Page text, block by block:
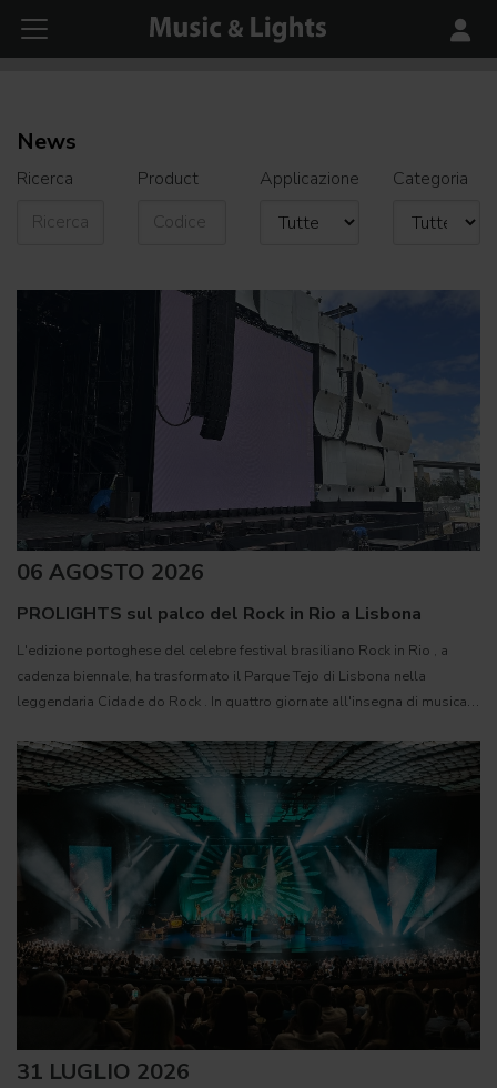
News
Ricerca Product Applicazione Categoria
06 AGOSTO 2026
PROLIGHTS sul palco del Rock in Rio a Lisbona
L'edizione portoghese del celebre festival brasiliano Rock in Rio , a
cadenza biennale, ha trasformato il Parque Tejo di Lisbona nella
leggendaria Cidade do Rock . In quattro giornate all'insegna di musica,
31 LUGLIO 2026